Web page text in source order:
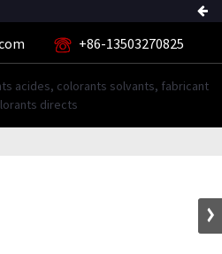
+86-13503270825